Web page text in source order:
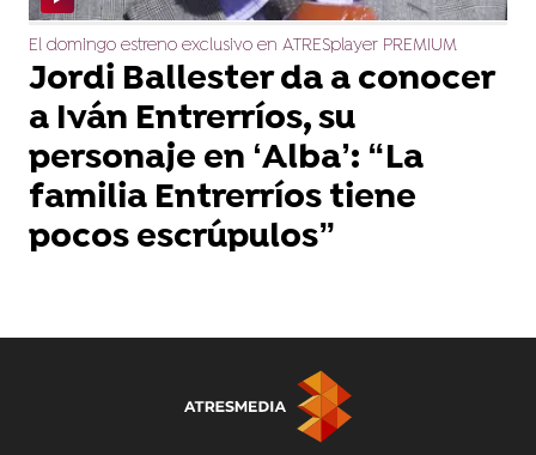
El domingo estreno exclusivo en ATRESplayer PREMIUM
Jordi Ballester da a conocer
a Iván Entrerríos, su
personaje en ‘Alba’: “La
familia Entrerríos tiene
pocos escrúpulos”